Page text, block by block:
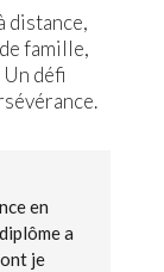
distance,
famille,
défi
en
a
je